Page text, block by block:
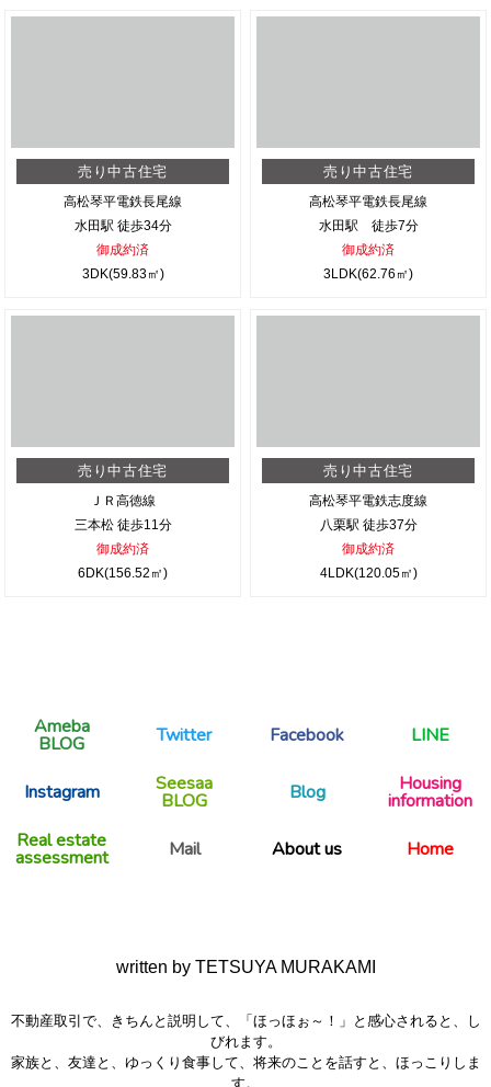
売り中古住宅
高松琴平電鉄長尾線
水田駅 徒歩34分
御成約済
3DK(59.83㎡)
売り中古住宅
高松琴平電鉄長尾線
水田駅 徒歩7分
御成約済
3LDK(62.76㎡)
売り中古住宅
ＪＲ高徳線
三本松 徒歩11分
御成約済
6DK(156.52㎡)
売り中古住宅
高松琴平電鉄志度線
八栗駅 徒歩37分
御成約済
4LDK(120.05㎡)
Ameba
BLOG Twitter Facebook LINE
Instagram Seesaa
BLOG Blog Housing
information
Real estate
assessment Mail About us Home
written by TETSUYA MURAKAMI
不動産取引で、きちんと説明して、「ほっほぉ～！」と感心されると、し
びれます。
家族と、友達と、ゆっくり食事して、将来のことを話すと、ほっこりしま
す。